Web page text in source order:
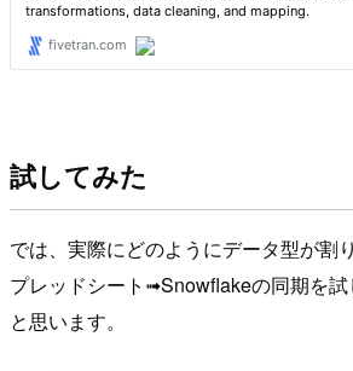
試してみた
では、実際にどのようにデータ型が割
プレッドシート➟Snowflakeの同期を
と思います。